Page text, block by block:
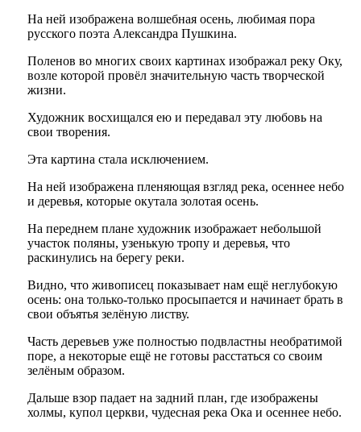
На ней изображена волшебная осень, любимая пора
русского поэта Александра Пушкина.
Поленов во многих своих картинах изображал реку Оку,
возле которой провёл значительную часть творческой
жизни.
Художник восхищался ею и передавал эту любовь на
свои творения.
Эта картина стала исключением.
На ней изображена пленяющая взгляд река, осеннее небо
и деревья, которые окутала золотая осень.
На переднем плане художник изображает небольшой
участок поляны, узенькую тропу и деревья, что
раскинулись на берегу реки.
Видно, что живописец показывает нам ещё неглубокую
осень: она только-только просыпается и начинает брать в
свои объятья зелёную листву.
Часть деревьев уже полностью подвластны необратимой
поре, а некоторые ещё не готовы расстаться со своим
зелёным образом.
Дальше взор падает на задний план, где изображены
холмы, купол церкви, чудесная река Ока и осеннее небо.